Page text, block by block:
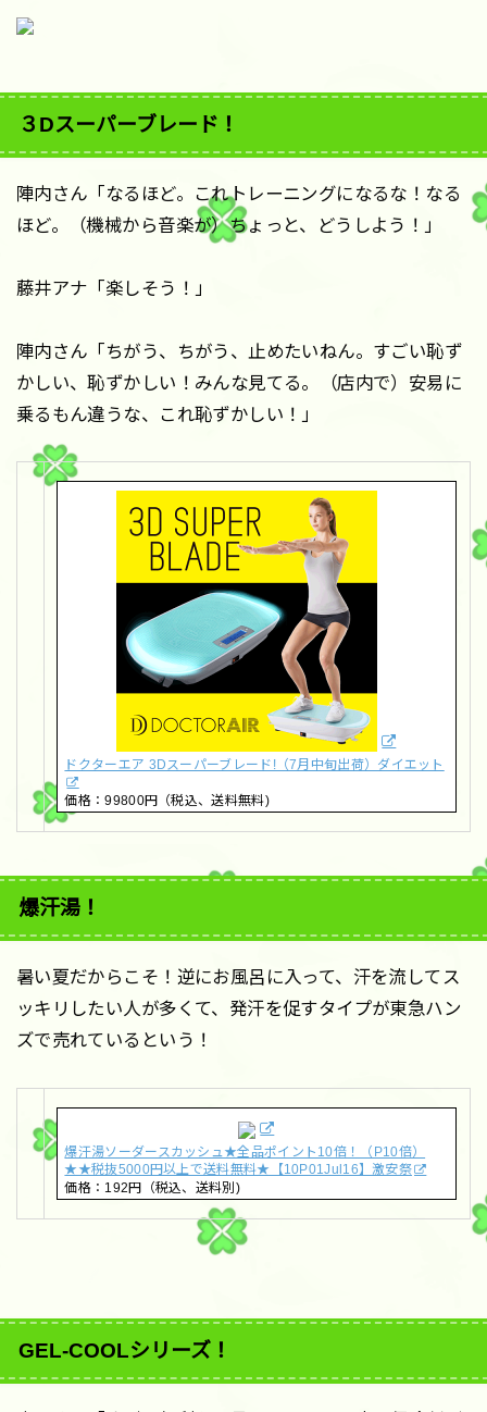
３Dスーパーブレード！
陣内さん「なるほど。これトレーニングになるな！なる
ほど。（機械から音楽が）ちょっと、どうしよう！」
藤井アナ「楽しそう！」
陣内さん「ちがう、ちがう、止めたいねん。すごい恥ず
かしい、恥ずかしい！みんな見てる。（店内で）安易に
乗るもん違うな、これ恥ずかしい！」
ドクターエア 3Dスーパーブレード!（7月中旬出荷）ダイエット
価格：99800円（税込、送料無料)
爆汗湯！
暑い夏だからこそ！逆にお風呂に入って、汗を流してス
ッキリしたい人が多くて、発汗を促すタイプが東急ハン
ズで売れているという！
爆汗湯ソーダースカッシュ★全品ポイント10倍！（P10倍）
★★税抜5000円以上で送料無料★【10P01Jul16】激安祭
価格：192円（税込、送料別)
GEL-COOLシリーズ！